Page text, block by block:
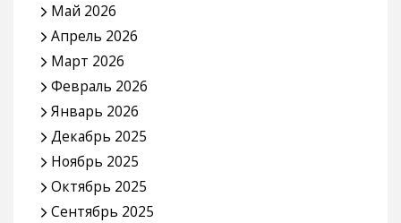
Май 2026
Апрель 2026
Март 2026
Февраль 2026
Январь 2026
Декабрь 2025
Ноябрь 2025
Октябрь 2025
Сентябрь 2025